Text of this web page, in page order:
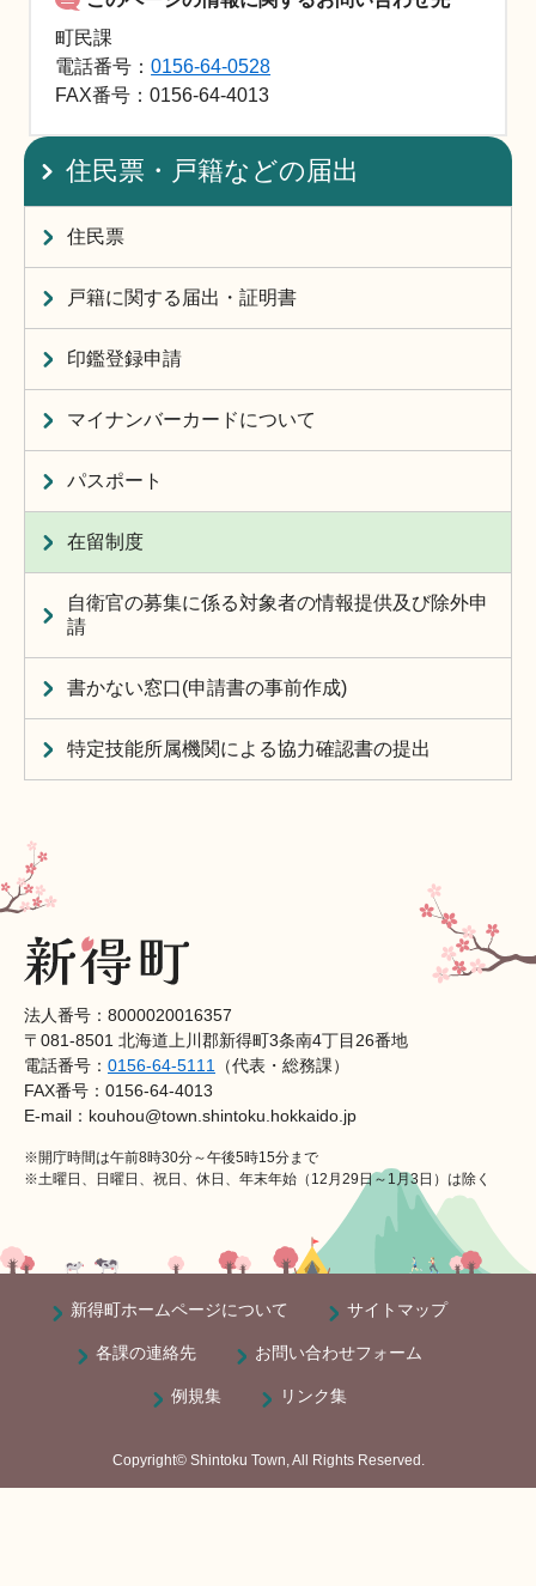
町民課
電話番号：0156-64-0528
FAX番号：0156-64-4013
住民票・戸籍などの届出
住民票
戸籍に関する届出・証明書
印鑑登録申請
マイナンバーカードについて
パスポート
在留制度
自衛官の募集に係る対象者の情報提供及び除外申
請
書かない窓口(申請書の事前作成)
特定技能所属機関による協力確認書の提出
法人番号：8000020016357
〒081-8501 北海道上川郡新得町3条南4丁目26番地
電話番号： 0156-64-5111
（代表・総務課）
FAX番号：0156-64-4013
E-mail：kouhou@town.shintoku.hokkaido.jp
※開庁時間は午前8時30分～午後5時15分まで
※土曜日、日曜日、祝日、休日、年末年始（12月29日～1月3日）は除く
新得町ホームページについて サイトマップ
各課の連絡先 お問い合わせフォーム
例規集 リンク集
Copyright© Shintoku Town, All Rights Reserved.